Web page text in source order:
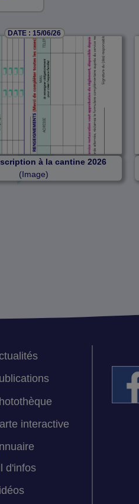
DATE : 15/06/26
à la cantine 2026
(Image)
interactive
d'infos